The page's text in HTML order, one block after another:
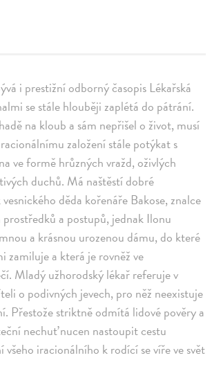
i prestižní odborný časopis Lékařská
se stále hlouběji zaplétá do pátrání.
na kloub a sám nepřišel o život, musí
založení stále potýkat s
ve formě hrůzných vražd, oživlých
duchů. Má naštěstí dobré
děda kořenáře Bakose, znalce
a postupů, jednak Ilonu
a krásnou urozenou dámu, do které
zamiluje a která je rovněž ve
Mladý užhorodský lékař referuje v
o podivných jevech, pro něž neexistuje
Přestože striktně odmítá lidové pověry a
nechuť nucen nastoupit cestu
iracionálního k rodící se víře ve svět